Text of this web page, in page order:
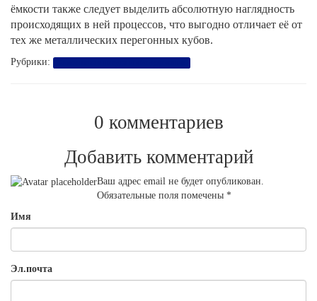
ёмкости также следует выделить абсолютную наглядность
происходящих в ней процессов, что выгодно отличает её от
тех же металлических перегонных кубов.
Рубрики:
0 комментариев
Добавить комментарий
Ваш адрес email не будет опубликован.
Обязательные поля помечены *
Имя
Эл.почта